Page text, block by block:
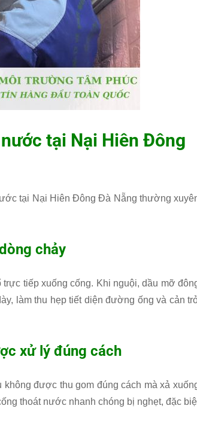
tại Nại Hiên Đông
tại Nại Hiên Đông Đà Nẵng thường
chảy
tiếp xuống cống. Khi nguội, dầu mỡ
làm thu hẹp tiết diện đường ống và cản
xử lý đúng cách
được thu gom đúng cách mà xả
thoát nước nhanh chóng bị nghẹt, đặc